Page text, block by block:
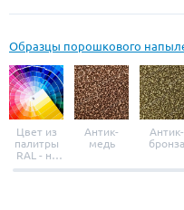
Образцы порошкового
Цвет из
палитры
RAL - на
выбор
Антик-
медь
Антик-
бронза